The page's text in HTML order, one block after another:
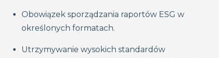
Obowiązek sporządzania raportów ESG w
określonych formatach.
Utrzymywanie wysokich standardów